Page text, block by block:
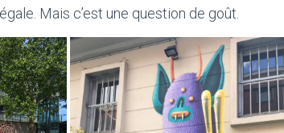
Mais c’est une question de goût.